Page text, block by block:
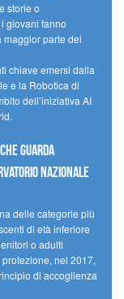
storie o
giovani fanno
maggior parte dei
chiave emersi dalla
e la Robotica di
dell’iniziativa AI
guarda
Nazionale
delle categorie più
di età inferiore
o adulti
nel 2017,
di accoglienza